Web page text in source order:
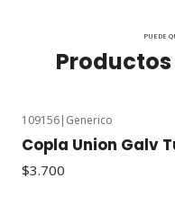
PUEDE
109156| Generico
Copla Union Galv
$3.700